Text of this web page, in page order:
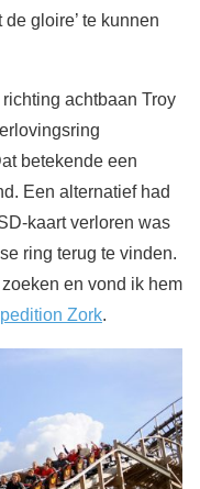
gloire’ te kunnen
achtbaan Troy
betekende een
Een alternatief had
kaart verloren was
ring terug te vinden.
en vond ik hem
Zork.